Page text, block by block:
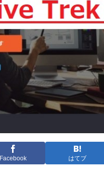
Facebook はてブ